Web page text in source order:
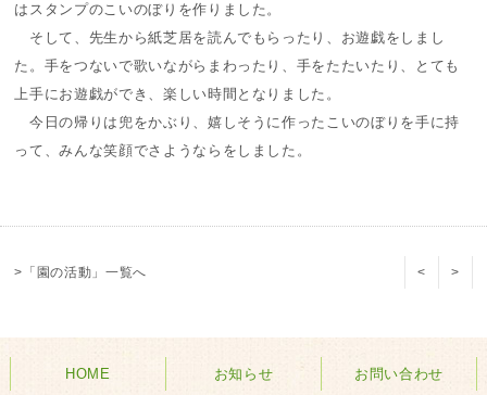
はスタンプのこいのぼりを作りました。
そして、先生から紙芝居を読んでもらったり、お遊戯をしまし
た。手をつないで歌いながらまわったり、手をたたいたり、とても
上手にお遊戯ができ、楽しい時間となりました。
今日の帰りは兜をかぶり、嬉しそうに作ったこいのぼりを手に持
って、みんな笑顔でさようならをしました。
>「園の活動」一覧へ < >
HOME お知らせ お問い合わせ